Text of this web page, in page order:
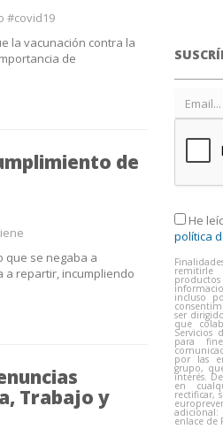
#covid19
la vacunación contra la
de
de
que se negaba a
a repartir, incumpliendo
Trabajo y
He
política
remitirle
incluso
ser
que
Servicios
para
por las
grupo,
interés.
en
rectificar,
enlace de